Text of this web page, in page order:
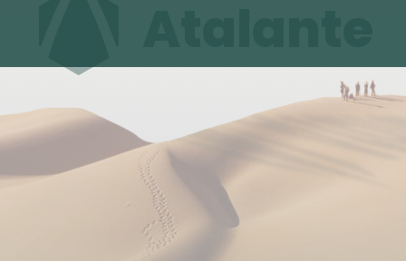
Déplacements en train sur la compagnie de chemin
de fer national, VY.
Trains à grande vitesse qui ralient les différentes
Bagages inclus dans chaque réservation.
Plusieurs classes de voyages existent, nous